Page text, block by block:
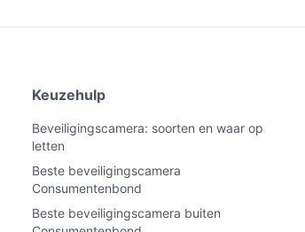
Keuzehulp
Beveiligingscamera: soorten en waar op
letten
Beste beveiligingscamera
Consumentenbond
Beste beveiligingscamera buiten